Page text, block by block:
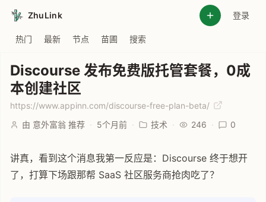
ZhuLink 登录
热门 最新 节点 苗圃 搜索
Discourse 发布免费版托管套餐，0成
本创建社区
https://www.appinn.com/discourse-free-plan-beta/
由 意外富翁 推荐 · 5个月前 · 技术 · 246 · 0
讲真，看到这个消息我第一反应是：Discourse 终于想开
了，打算下场跟那帮 SaaS 社区服务商抢肉吃了？